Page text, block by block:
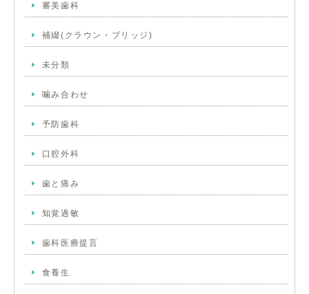
審美歯科
補綴(クラウン・ブリッジ)
未分類
噛み合わせ
予防歯科
口腔外科
歯と痛み
知覚過敏
歯科医療提言
食養生